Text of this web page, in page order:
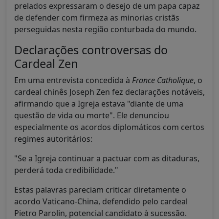
prelados expressaram o desejo de um papa capaz
de defender com firmeza as minorias cristãs
perseguidas nesta região conturbada do mundo.
Declarações controversas do
Cardeal Zen
Em uma entrevista concedida à France Catholique, o
cardeal chinês Joseph Zen fez declarações notáveis,
afirmando que a Igreja estava "diante de uma
questão de vida ou morte". Ele denunciou
especialmente os acordos diplomáticos com certos
regimes autoritários:
"Se a Igreja continuar a pactuar com as ditaduras,
perderá toda credibilidade."
Estas palavras pareciam criticar diretamente o
acordo Vaticano-China, defendido pelo cardeal
Pietro Parolin, potencial candidato à sucessão.